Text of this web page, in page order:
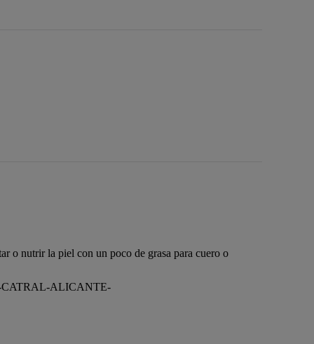
o nutrir la piel con un poco de grasa para cuero o
CATRAL-ALICANTE-